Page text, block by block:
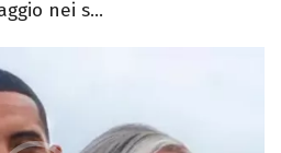
nei s...